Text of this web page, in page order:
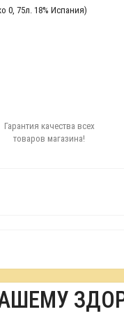
0, 75л. 18% Испания)
Гарантия качества всех
товаров магазина!